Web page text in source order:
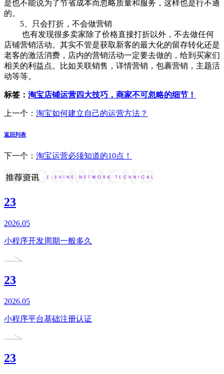
是也不能说为了节省成本而忽略质量和服务，这样也是行不通
的。
5、只会打折，不会做营销
也有发现很多卖家除了价格直接打折以外，不去做任何
店铺营销活动。其实不管是获取新客的最大化的留存转化还是
老客的激活消费，店内的营销活动一定要去做的，给到买家们
相关的利益点。比如关联销售，详情营销，包裹营销，主题活
动等等。
标签： 淘宝店铺运营四大技巧，商家不可忽略的细节！
上一个： 淘宝如何建立自己的运营方法？
返回列表
下一个： 淘宝运营必须知道的10点！
23
2026.05
小程序开发周期一般多久
23
2026.05
小程序平台基础注册认证
23